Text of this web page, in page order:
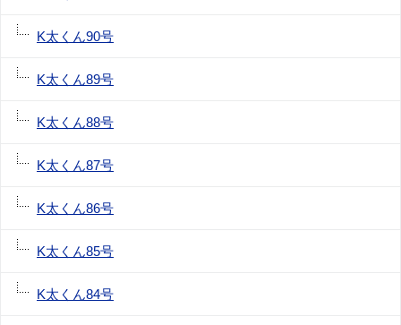
K太くん90号
K太くん89号
K太くん88号
K太くん87号
K太くん86号
K太くん85号
K太くん84号